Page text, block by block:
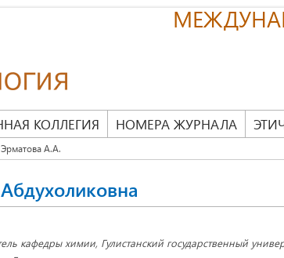
КОЛЛЕГИЯ НОМЕРА ЖУРНАЛА
Эрматова А.А.
кафедры химии, Гулистанский государственный